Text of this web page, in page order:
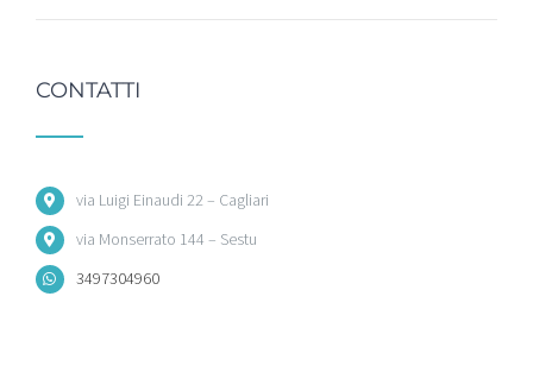
CONTATTI
via Luigi Einaudi 22 – Cagliari
via Monserrato 144 – Sestu
3497304960